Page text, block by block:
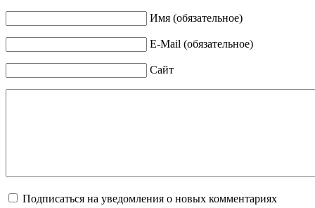
Имя (обязательное)
E-Mail (обязательное)
Сайт
Подписаться на уведомления о новых комментариях